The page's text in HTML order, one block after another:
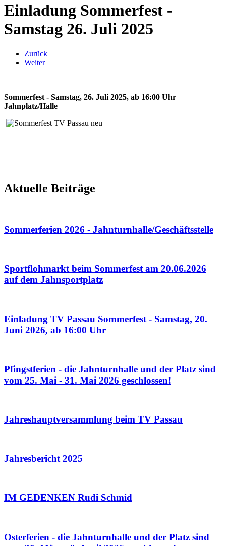
Einladung Sommerfest -
Samstag 26. Juli 2025
Zurück
Weiter
Sommerfest - Samstag, 26. Juli 2025, ab 16:00 Uhr
Jahnplatz/Halle
Aktuelle Beiträge
Sommerferien 2026 - Jahnturnhalle/Geschäftsstelle
Sportflohmarkt beim Sommerfest am 20.06.2026
auf dem Jahnsportplatz
Einladung TV Passau Sommerfest - Samstag, 20.
Juni 2026, ab 16:00 Uhr
Pfingstferien - die Jahnturnhalle und der Platz sind
vom 25. Mai - 31. Mai 2026 geschlossen!
Jahreshauptversammlung beim TV Passau
Jahresbericht 2025
IM GEDENKEN Rudi Schmid
Osterferien - die Jahnturnhalle und der Platz sind